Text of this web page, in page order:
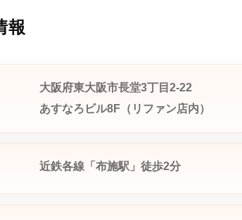
報
大阪府東大阪市長堂3丁目2-22
あすなろビル8F（リファン店内）
近鉄各線「布施駅」徒歩2分